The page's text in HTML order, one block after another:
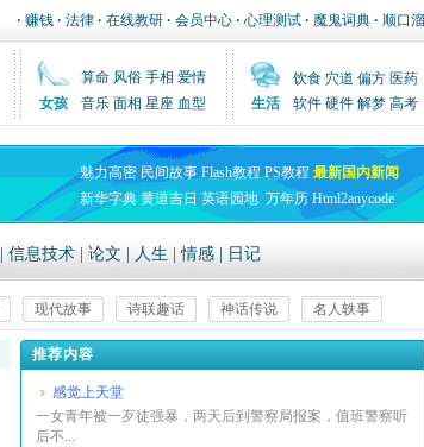
· 赚钱 · 法律 · 在线教研 · 会员中心 · 心理测试 · 魔鬼词典 · 顺口溜
算命 风俗 手相 爱情
女孩
音乐 面相 星座 血型
饮食 穴道 偏方 医药
生活
软件 硬件 解梦 高考
魅力高密 民间故事 Flash教程 PS教程 最新国内新闻
新华字典 黄道吉日 英语园地 万年历 Html2anycode
信息技术 论文 人生 |情感 日记
现代故事 诗联趣话 神话传说
名人轶事
返回首页
推荐内容
感觉上天堂
一女青年被一歹徒强暴，两天后到警察局报案，值班警察听
后不...